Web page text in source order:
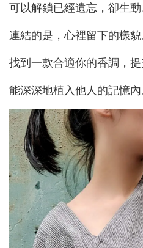
可以解鎖已經遺忘，卻生動
連結的是，心裡留下的樣貌
找到一款合適你的香調，提
能深深地植入他人的記憶內